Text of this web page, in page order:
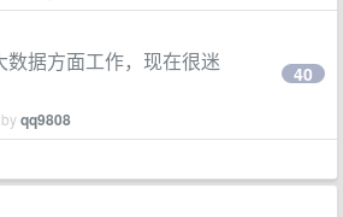
据方面工作，现在很迷
qq9808
40